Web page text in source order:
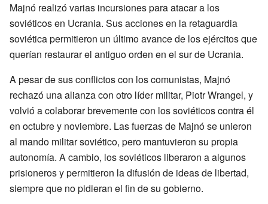
Majnó realizó varias incursiones para atacar a los
soviéticos en Ucrania. Sus acciones en la retaguardia
soviética permitieron un último avance de los ejércitos que
querían restaurar el antiguo orden en el sur de Ucrania.
A pesar de sus conflictos con los comunistas, Majnó
rechazó una alianza con otro líder militar, Piotr Wrangel, y
volvió a colaborar brevemente con los soviéticos contra él
en octubre y noviembre. Las fuerzas de Majnó se unieron
al mando militar soviético, pero mantuvieron su propia
autonomía. A cambio, los soviéticos liberaron a algunos
prisioneros y permitieron la difusión de ideas de libertad,
siempre que no pidieran el fin de su gobierno.